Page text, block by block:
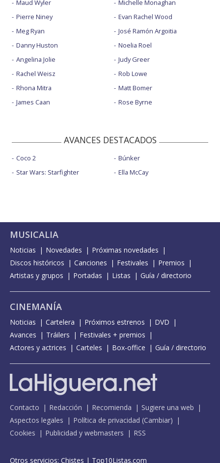
Maud Wyler
Pierre Niney
Meg Ryan
Danny Huston
Angelina Jolie
Rachel Weisz
Rhona Mitra
James Caan
Michelle Monaghan
Evan Rachel Wood
José Ramón Argoitia
Noelia Roel
Judy Greer
Rob Lowe
Matt Bomer
Rose Byrne
AVANCES DESTACADOS
Coco 2
Star Wars: Starfighter
Búnker
Ella McCay
MUSICALIA
Noticias Novedades
Próximas novedades
Discos históricos
Canciones Festivales
Premios
Artistas y grupos
Portadas Listas Guía / directorio
CINEMANÍA
Noticias Cartelera Próximos estrenos
DVD
Avances
Tráilers
Festivales + premios
Actores y actrices
Carteles Box-office Guía / directorio
Contacto Redacción Recomienda
Sugiere una web
Aspectos legales
Política de privacidad (Cambiar)
Cookies
Publicidad y webmasters RSS
Otros servicios: Chistes | Top10Listas.com